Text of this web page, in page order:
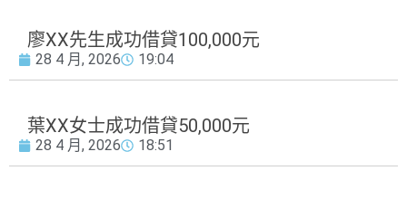
廖XX先生成功借貸100,000元
28 4 月, 2026 19:04
葉XX女士成功借貸50,000元
28 4 月, 2026 18:51